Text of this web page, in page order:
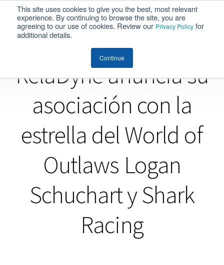
This site uses cookies to give you the best, most relevant
experience. By continuing to browse the site, you are
agreeing to our use of cookies. Review our Privacy Policy for
additional details.
Continue
MENU
RelaDyne anuncia su
asociación con la
estrella del World of
Outlaws Logan
Schuchart y Shark
Racing